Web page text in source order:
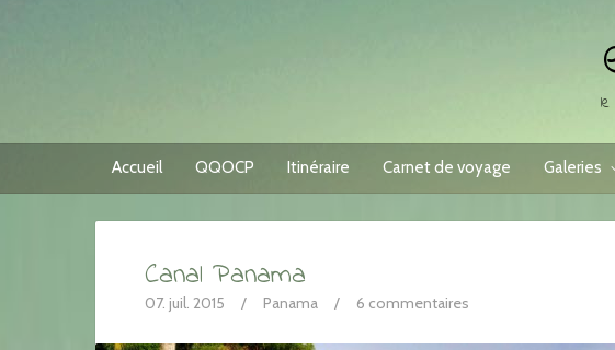
Accueil QQOCP Itinéraire Carnet de voyage Galeries
Canal Panama
07. juil. 2015 / Panama / 6 commentaires